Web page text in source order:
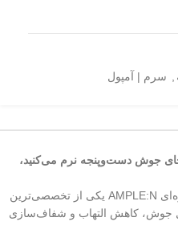
سرم | آمپول
جوش دست‌وپنجه نرم می‌کنید،
آمپول ضدجوش بلمیش شات از برند کره‌ای AMPLE:N یکی از تخصصی‌ترین
جوش، کاهش التهاب و شفاف‌سازی